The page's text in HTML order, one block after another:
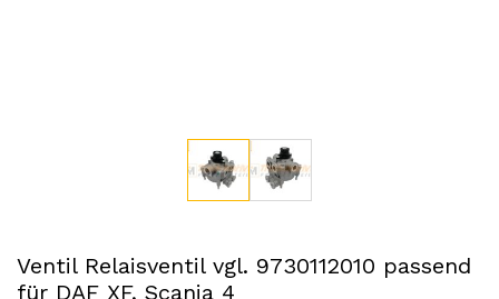
Ventil Relaisventil vgl. 9730112010 passend
für DAF XF, Scania 4